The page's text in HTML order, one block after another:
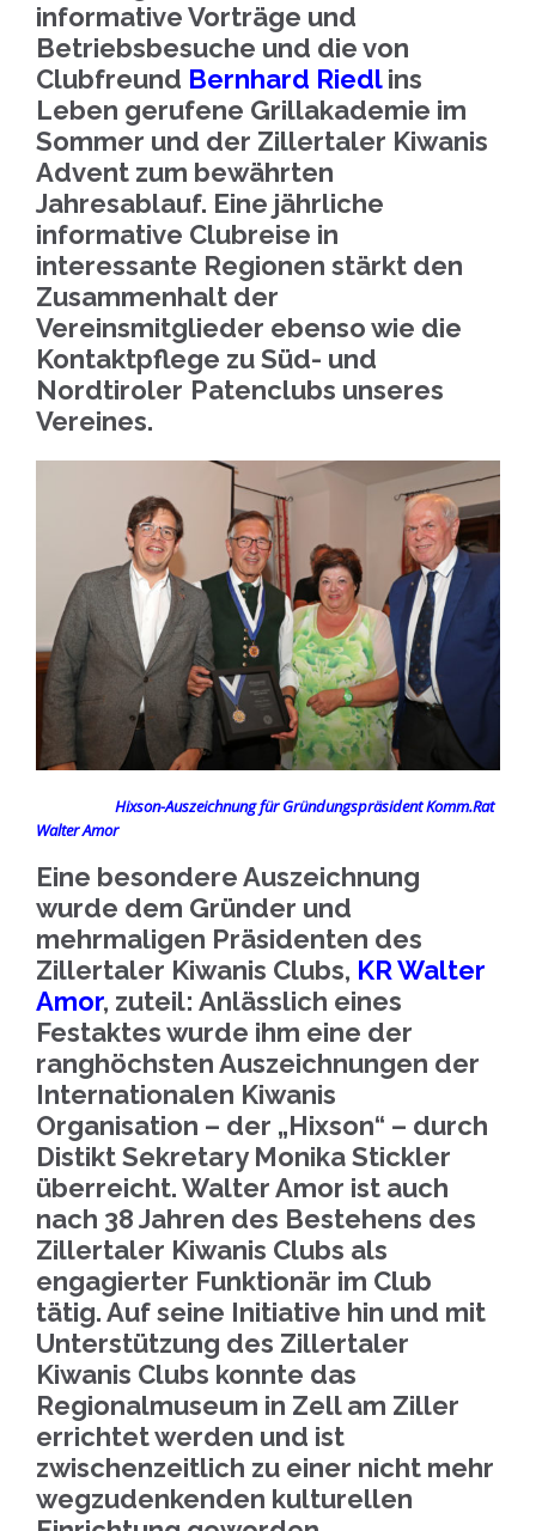
informative Vorträge und
Betriebsbesuche und die von
Clubfreund Bernhard Riedlins
Leben gerufene Grillakademie im
Sommer und der Zillertaler Kiwanis
Advent zum bewährten
Jahresablauf. Eine jährliche
informative Clubreise in
interessante Regionen stärkt den
Zusammenhalt der
Vereinsmitglieder ebenso wie die
Kontaktpflege zu Süd- und
Nordtiroler Patenclubs unseres
Vereines.
Hixson-Auszeichnung für Gründungspräsident Komm.Rat
Walter Amor
Eine besondere Auszeichnung
wurde dem Gründer und
mehrmaligen Präsidenten des
Zillertaler Kiwanis Clubs, KR Walter
Amor, zuteil: Anlässlich eines
Festaktes wurde ihm eine der
ranghöchsten Auszeichnungen der
Internationalen Kiwanis
Organisation – der „Hixson“ – durch
Distikt Sekretary Monika Stickler
überreicht. Walter Amor ist auch
nach 38 Jahren des Bestehens des
Zillertaler Kiwanis Clubs als
engagierter Funktionär im Club
tätig. Auf seine Initiative hin und mit
Unterstützung des Zillertaler
Kiwanis Clubs konnte das
Regionalmuseum in Zell am Ziller
errichtet werden und ist
zwischenzeitlich zu einer nicht mehr
wegzudenkenden kulturellen